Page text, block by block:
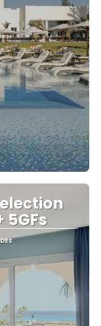
5GFs